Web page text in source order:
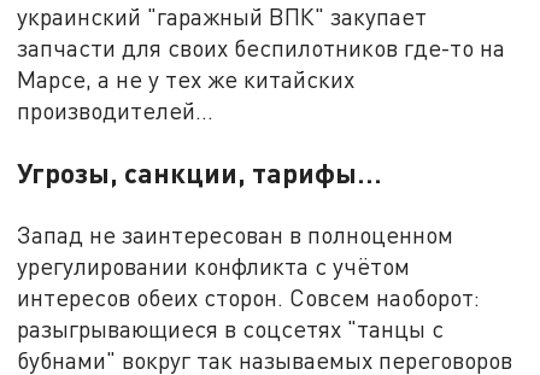
украинский "гаражный ВПК" закупает
запчасти для своих беспилотников где-то на
Марсе, а не у тех же китайских
производителей…
Угрозы, санкции, тарифы…
Запад не заинтересован в полноценном
урегулировании конфликта с учётом
интересов обеих сторон. Совсем наоборот:
разыгрывающиеся в соцсетях "танцы с
бубнами" вокруг так называемых переговоров